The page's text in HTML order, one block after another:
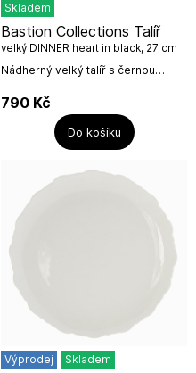
Skladem
Nádherný velký talíř s černou
srdíčkem, kombinujte s proužky, a
jinými úžasnými talířky a miskami
Bastion Collections Talíř
velký DINNER heart in black, 27 cm
790 Kč
Do košíku
Výprodej Skladem